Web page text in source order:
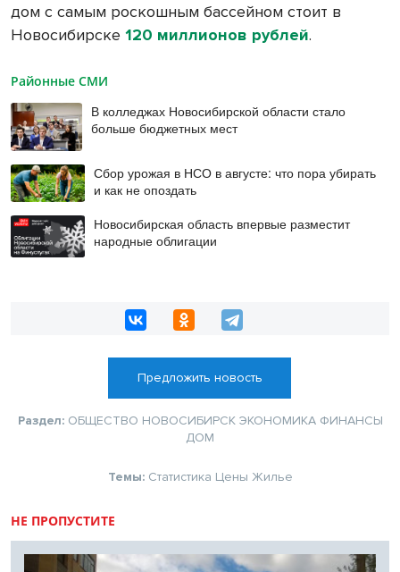
дом с самым роскошным бассейном стоит в
Новосибирске 120 миллионов рублей.
Районные СМИ
В колледжах Новосибирской области стало
больше бюджетных мест
Сбор урожая в НСО в августе: что пора убирать
и как не опоздать
Новосибирская область впервые разместит
народные облигации
Предложить новость
Раздел: ОБЩЕСТВО НОВОСИБИРСК ЭКОНОМИКА ФИНАНСЫ
ДОМ
Темы: Статистика Цены Жилье
НЕ ПРОПУСТИТЕ